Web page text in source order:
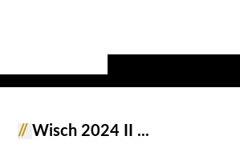
// Wisch 2024 II ...